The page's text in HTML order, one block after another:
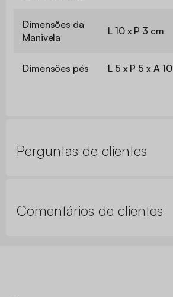
Dimensões da
Manivela
L 10 x P 3 cm
Dimensões pés L 5 x P 5 x A
Perguntas de clientes
Comentários de clientes